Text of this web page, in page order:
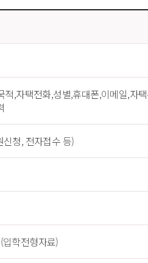
적,자택전화,성별,휴대폰,이메일,자
청, 전자접수 등)
학전형자료)